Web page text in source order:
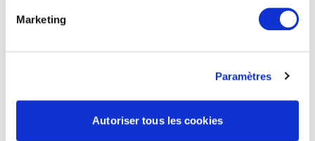
Marketing
Paramètres
Autoriser tous les cookies